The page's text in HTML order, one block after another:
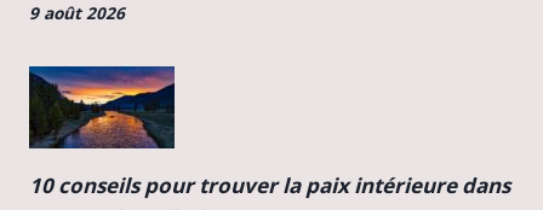
9 août 2026
10 conseils pour trouver la paix intérieure dans